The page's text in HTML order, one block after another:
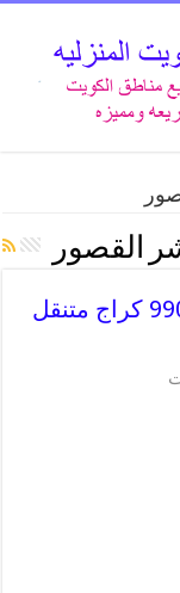
القصور
افضل خدمة بنشر القصور 99009551 كراج متنقل